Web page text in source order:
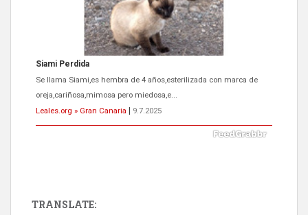
Siami Perdida
Se llama Siami,es hembra de 4 años,esterilizada con marca de
oreja,cariñosa,mimosa pero miedosa,e...
Leales.org » Gran Canaria
9.7.2025
TRANSLATE: